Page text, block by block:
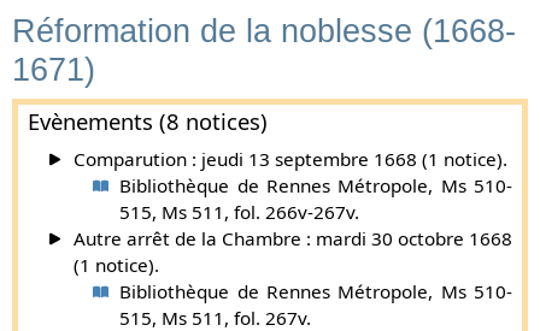
Réformation de la noblesse (1668-
1671)
Evènements (8 notices)
Comparution : jeudi 13 septembre 1668 (1 notice).
Bibliothèque de Rennes Métropole, Ms 510-
515, Ms 511, fol. 266v-267v.
Autre arrêt de la Chambre : mardi 30 octobre 1668
(1 notice).
Bibliothèque de Rennes Métropole, Ms 510-
515, Ms 511, fol. 267v.